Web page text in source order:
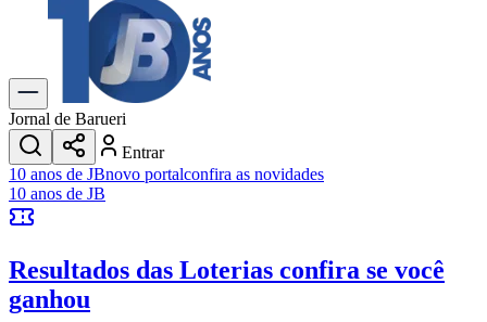
Explore Tudo
Últimas Notícias
Previsão do Tempo
Trânsito e Rotas
Dia a Dia & Lazer
Transportes
Gastronomia
Cinema & Shows
JogosNovo
Anuncie no Portal
Cadastrar Empresa
Divulgar Vagas
Jornal de Barueri
Entrar
10 anos de JBnovo portalconfira as novidades
10 anos de JB
Resultados das Loterias confira se você
ganhou